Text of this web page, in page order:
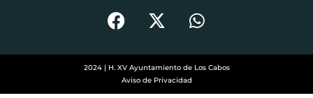
F
a
e
b
X
-
w
i
W
h
t
2024 | H. XV Ayuntamiento de Los Cabos
Aviso de Privacidad